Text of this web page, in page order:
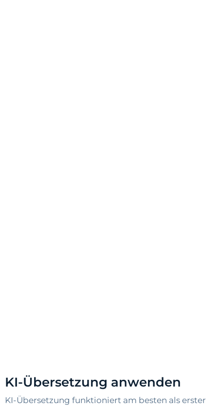
KI-Übersetzung anwenden
KI-Übersetzung funktioniert am besten als erster